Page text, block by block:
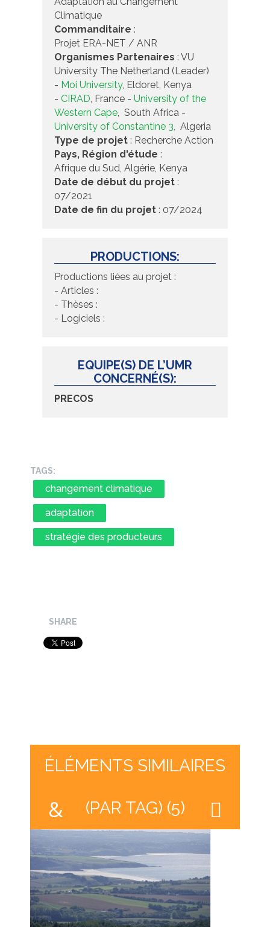
Climatique
Commanditaire :
Projet ERA-NET / ANR
Organismes Partenaires : VU
University The Netherland (Leader)
- Moi University, Eldoret, Kenya
- CIRAD, France - University of the
Western Cape, South Africa -
University of Constantine 3, Algeria
Type de projet : Recherche Action
Pays, Région d'étude :
Afrique du Sud, Algérie, Kenya
Date de début du projet :
07/2021
Date de fin du projet : 07/2024
PRODUCTIONS:
Productions liées au projet :
- Articles :
- Thèses :
- Logiciels :
EQUIPE(S) DE L’UMR
CONCERNÉ(S):
PRECOS
TAGS:
changement climatique
adaptation
stratégie des producteurs
SHARE
ÉLÉMENTS SIMILAIRES
(PAR TAG) (5)